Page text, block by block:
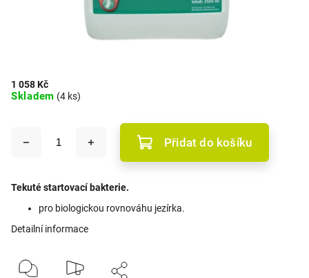
1 058 Kč
Skladem (4 ks)
Přidat do košíku
Tekuté startovací bakterie.
pro biologickou rovnováhu jezírka.
Detailní informace